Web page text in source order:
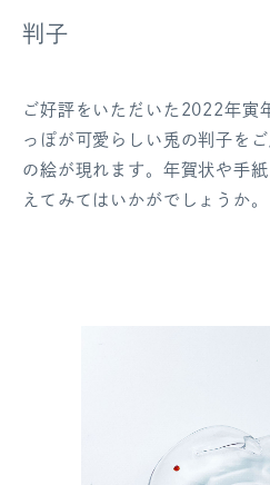
判子
ご好評をいただいた2022年寅
っぽが可愛らしい兎の判子を
の絵が現れます。年賀状や手
えてみてはいかがでしょうか。